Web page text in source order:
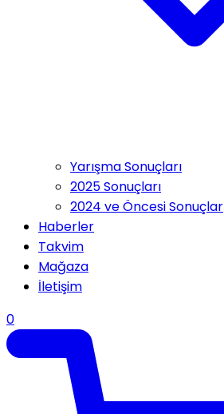
Yarışma Sonuçları
2025 Sonuçları
2024 ve Öncesi Sonuçlar
Haberler
Takvim
Mağaza
İletişim
0